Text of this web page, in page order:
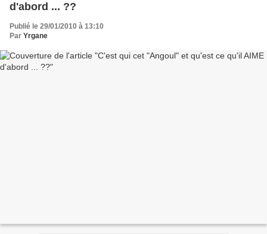
d'abord ... ??
Publié le 29/01/2010 à 13:10
Par Yrgane